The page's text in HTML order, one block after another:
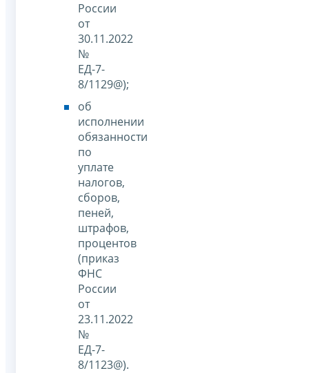
России
от
30.11.2022
№
ЕД-7-
8/1129@);
об
исполнении
обязанности
по
уплате
налогов,
сборов,
пеней,
штрафов,
процентов
(приказ
ФНС
России
от
23.11.2022
№
ЕД-7-
8/1123@).